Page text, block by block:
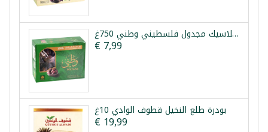
تمر كلاسيك مجدول فلسطيني وطني 750غ
€ 7,99
بودرة طلع النخيل قطوف الوادي 10غ
€ 19,99